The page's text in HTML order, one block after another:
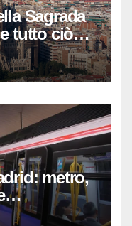
Sagrada
tutto ciò
metro,